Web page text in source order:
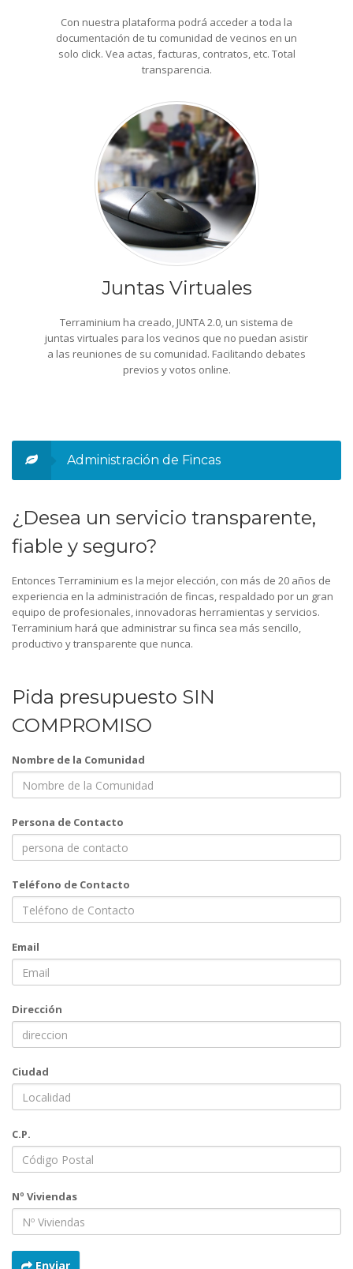
Con nuestra plataforma podrá acceder a toda la
documentación de tu comunidad de vecinos en un
solo click. Vea actas, facturas, contratos, etc. Total
transparencia.
Juntas Virtuales
Terraminium ha creado, JUNTA 2.0, un sistema de
juntas virtuales para los vecinos que no puedan asistir
a las reuniones de su comunidad. Facilitando debates
previos y votos online.
Administración de Fincas
¿Desea un servicio transparente,
fiable y seguro?
Entonces Terraminium es la mejor elección, con más de 20 años de
experiencia en la administración de fincas, respaldado por un gran
equipo de profesionales, innovadoras herramientas y servicios.
Terraminium hará que administrar su finca sea más sencillo,
productivo y transparente que nunca.
Pida presupuesto SIN
COMPROMISO
Nombre de la Comunidad
Persona de Contacto
Teléfono de Contacto
Email
Dirección
Ciudad
C.P.
Nº Viviendas
Enviar